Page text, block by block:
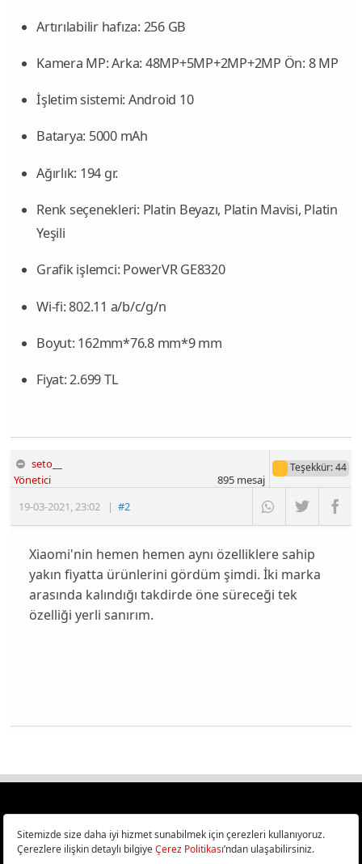
Artırılabilir hafıza: 256 GB
Kamera MP: Arka: 48MP+5MP+2MP+2MP Ön: 8 MP
İşletim sistemi: Android 10
Batarya: 5000 mAh
Ağırlık: 194 gr.
Renk seçenekleri: Platin Beyazı, Platin Mavisi, Platin
Yeşili
Grafik işlemci: PowerVR GE8320
Wi-fi: 802.11 a/b/c/g/n
Boyut: 162mm*76.8 mm*9 mm
Fiyat: 2.699 TL
seto__
19-03-2021,23:02 |#2
Yönetici
Teşekkür: 44
895mesaj
Xiaomi'nin hemen hemen aynı özelliklere sahip
yakın fiyatta ürünlerini gördüm şimdi. İki marka
arasında kalındığı takdirde öne süreceği tek
özelliği yerli sanırım.
Türkiye